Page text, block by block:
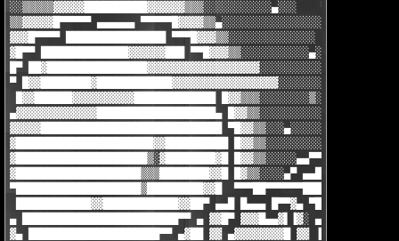
░░▒▒▒▒▒▓▓▓▓▓██████████▓▓▓▓▓▓▒▒▒░░░░░░░░░░░▄░░░    ▀
▒▒▓▓▓▓▓█▀▀▀▀▀ ▄▄▄▄▄▄ ▀▀▀▀▀█▓▓▓▓▒▒▄░░░░░░░░░░░░░░░░░   █ █▀▀
▓▓▓█▀▀▀▀ ████████████████ ▀▀▀█▓▓▓▒▒░░░░░░░░░░░░░░     ▀▄▄
▓█▀▀ ██████████████▓▓▓▓▓▓███ ▀▀█▓▓▓▒▒░░░░░░░░░░░▄░░     ▀█▄
█▀ ██▓████████████████▓▓▓▓▓▓▓▓▓▓▓▓▓▓▓▓▓▓░░░░░░░░░░░░░     █▄
▀ █▓▓████████▓████████████▓▓▓▓▓▓▓▓▓▓▓▓▓▓▓▓▓░░░░░░░░░░░     █
█▓▓██████▓▓▓▓▓▓▓▓▓▓█████████████ █▓▓▒▒▒░░░░░░░░▒░░░▄      ▐▌
▄▓▓▓▓▓▓▓▓▓▓▓▓▓███████████████████▄ █▓▓▒▒░░░░░░░░░░░░░░░░
▓▓▓▓▓█████████████████████████████ ▀█▓▓▒▒░░░▄░░░░░░░░░▄▄▀▀▀
▓██████████████████████▓▓██████████ █▓▓▒▒░░░░░░░░░▄▄▀▀
▓█████████████████████▒░▓████████▓█ █▓▓▒▒░░░░░▄▄▀▀ ▄▄██▓▓▓▀
▓████████████████████▒▒▒████████▓▓█ █▓▒▒░░░░▄▀ ▄▄███▓▓▓▓▒
▀████████████████████▒█████████▓▓█  ▀▀▀██▀▀▀▀▀▀████▓▓▓▓▒▌
████████████▓▓████████████▓▓██▀ ▄▄█ █▄▄▄ █▀▀▓▄ ▀███▓▓▓▓▒
▄ █████████████████████████▀▀ ▄ ▓▓█▀ ▓▓▓█▄▄▓▌▐▓░ ▄▄
▓▄ █████████████████████▀▀ ▄▓██ ▓▓ ▄▓▓▓▓▓▓▓▓█ ▓▓ ▐▓██▄